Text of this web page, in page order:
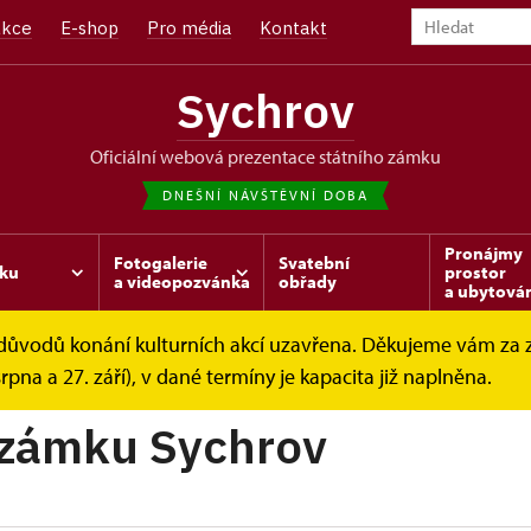
E-shop Pro média Kontakt
Sychrov
oficiální webová prezentace státního zámku
DNEŠNÍ NÁVŠTĚVNÍ DOBA
Fotogalerie
a videopozvánka
Svatební
obřady
Pronájmy
prostor
a
konání kulturních akcí uzavřena. Děkujeme vám
a 27. září), v dané termíny je kapacita již naplněna.
Správa zámku Sychrov
Sychrov